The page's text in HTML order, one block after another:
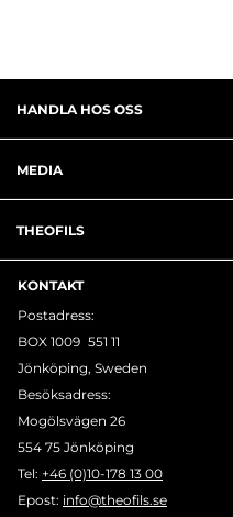
HANDLA HOS OSS
MEDIA
THEOFILS
KONTAKT
Postadress:
BOX 1009 551 11
Jönköping, Sweden
Besöksadress:
Mogölsvägen 26
554 75 Jönköping
Tel: +46 (0)10-178 13 00
Epost: info@theofils.se